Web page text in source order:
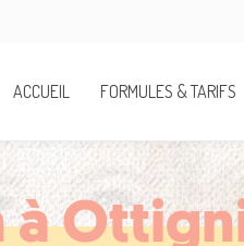
ACCUEIL FORMULES & TARIFS